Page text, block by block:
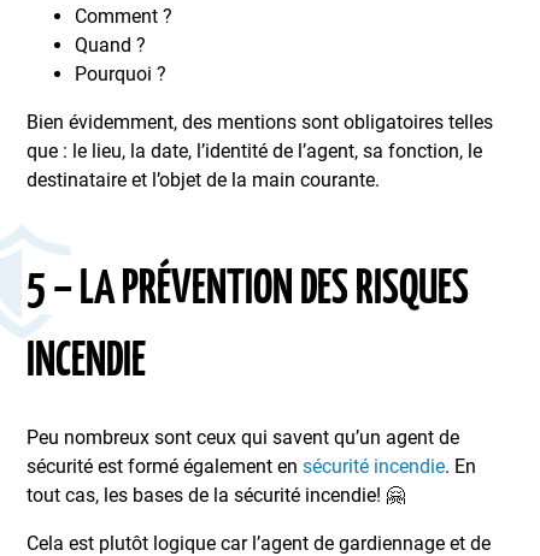
Comment ?
Quand ?
Pourquoi ?
Bien évidemment, des mentions sont obligatoires telles
que : le lieu, la date, l’identité de l’agent, sa fonction, le
destinataire et l’objet de la main courante.
5 – LA PRÉVENTION DES RISQUES
INCENDIE
Peu nombreux sont ceux qui savent qu’un agent de
sécurité est formé également ensécurité incendie. En
tout cas, les bases de la sécurité incendie! 🤗
Cela est plutôt logique car l’agent de gardiennage et de